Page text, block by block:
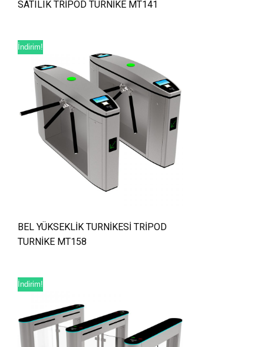
SATILIK TRİPOD TURNİKE MT141
İndirim!
BEL YÜKSEKLİK TURNİKESİ TRİPOD
TURNİKE MT158
İndirim!